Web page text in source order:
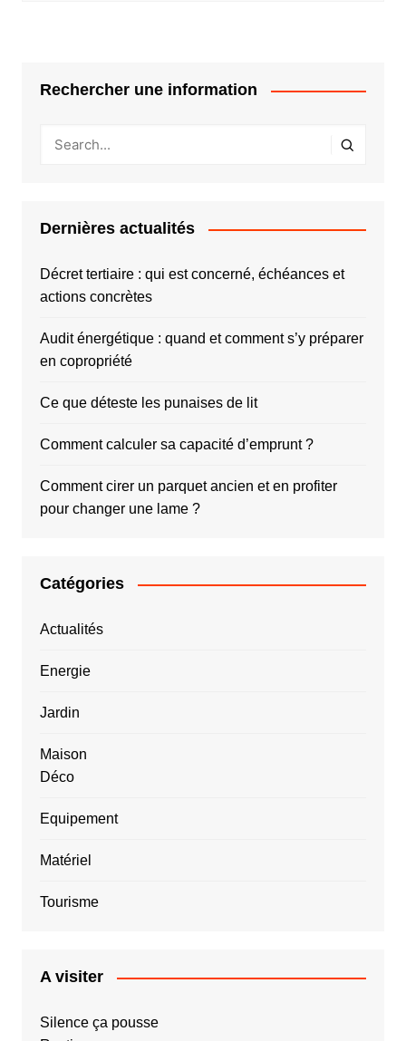
Rechercher une information
Dernières actualités
Décret tertiaire : qui est concerné, échéances et
actions concrètes
Audit énergétique : quand et comment s’y préparer
en copropriété
Ce que déteste les punaises de lit
Comment calculer sa capacité d’emprunt ?
Comment cirer un parquet ancien et en profiter
pour changer une lame ?
Catégories
Actualités
Energie
Jardin
Maison
Déco
Equipement
Matériel
Tourisme
A visiter
Silence ça pousse